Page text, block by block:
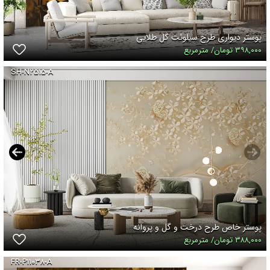
پوستر دیواری طرح سیلوئت گل طلایی
۳۹۸,۰۰۰ تومان/ مترمربع
SH-N۲۵۱۵-A
پوستر خاص طرح درخت و گل و پروانه
۳۸۸,۰۰۰ تومان/ مترمربع
FR-P۱۱۰۳۸-A